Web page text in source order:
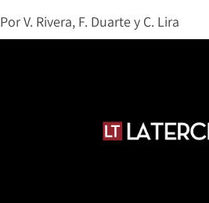
PorV. Rivera, F. Duarte y C. Lira